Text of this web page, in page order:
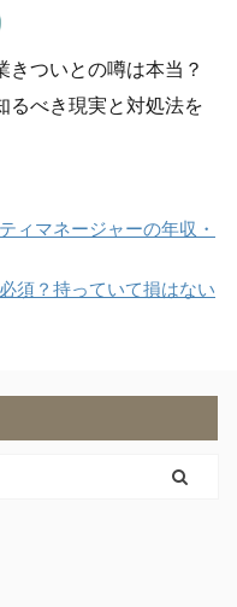
きついとの噂は本当？
るべき現実と対処法を
ィマネージャーの年収・
須？持っていて損はない